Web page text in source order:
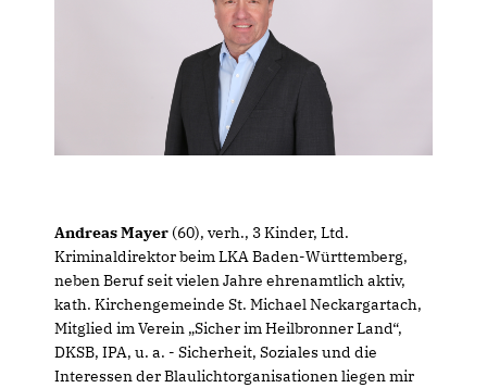
Andreas Mayer (60), verh., 3 Kinder, Ltd.
Kriminaldirektor beim LKA Baden-Württemberg,
neben Beruf seit vielen Jahre ehrenamtlich aktiv,
kath. Kirchengemeinde St. Michael Neckargartach,
Mitglied im Verein „Sicher im Heilbronner Land“,
DKSB, IPA, u. a. - Sicherheit, Soziales und die
Interessen der Blaulichtorganisationen liegen mir